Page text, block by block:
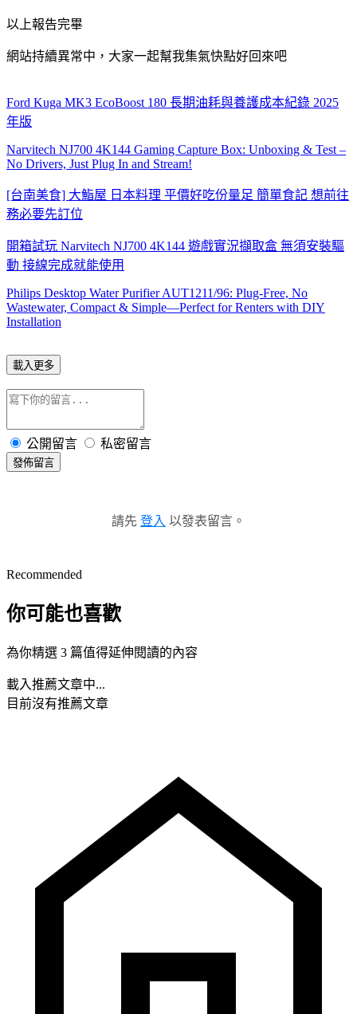
以上報告完畢
網站持續異常中，大家一起幫我集氣快點好回來吧
Ford Kuga MK3 EcoBoost 180 長期油耗與養護成本紀錄 2025
年版
Narvitech NJ700 4K144 Gaming Capture Box: Unboxing & Test –
No Drivers, Just Plug In and Stream!
[台南美食] 大鮨屋 日本料理 平價好吃份量足 簡單食記 想前往
務必要先訂位
開箱試玩 Narvitech NJ700 4K144 遊戲實況擷取盒 無須安裝驅
動 接線完成就能使用
Philips Desktop Water Purifier AUT1211/96: Plug-Free, No
Wastewater, Compact & Simple—Perfect for Renters with DIY
Installation
載入更多
公開留言 私密留言
發佈留言
請先 登入 以發表留言。
Recommended
你可能也喜歡
為你精選 3 篇值得延伸閱讀的內容
載入推薦文章中...
目前沒有推薦文章